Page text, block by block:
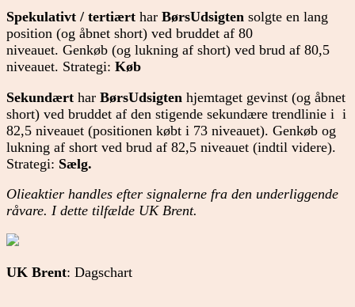
Spekulativt / tertiært har BørsUdsigten solgte en lang
position (og åbnet short) ved bruddet af 80
niveauet. Genkøb (og lukning af short) ved brud af 80,5
niveauet. Strategi: Køb
Sekundært har BørsUdsigten hjemtaget gevinst (og åbnet
short) ved bruddet af den stigende sekundære trendlinie i i
82,5 niveauet (positionen købt i 73 niveauet). Genkøb og
lukning af short ved brud af 82,5 niveauet (indtil videre).
Strategi: Sælg.
Olieaktier handles efter signalerne fra den underliggende
råvare. I dette tilfælde UK Brent.
UK Brent: Dagschart